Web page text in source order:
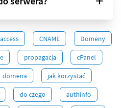
CNAME Domeny
propagacja cPanel
domena jak korzystać
do czego authinfo